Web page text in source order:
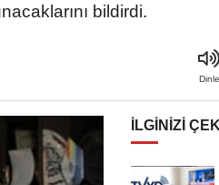
bildirdi.
Dinle
İLGINIZI